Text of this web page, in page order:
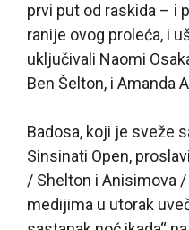
prvi put od raskida – i
ranije ovog proleća, i
uključivali Naomi
Ben Šelton, i Amanda
Badosa, koji je sveže
Sinsinati Open,
/ Shelton i Anisimova
medijima u utorak